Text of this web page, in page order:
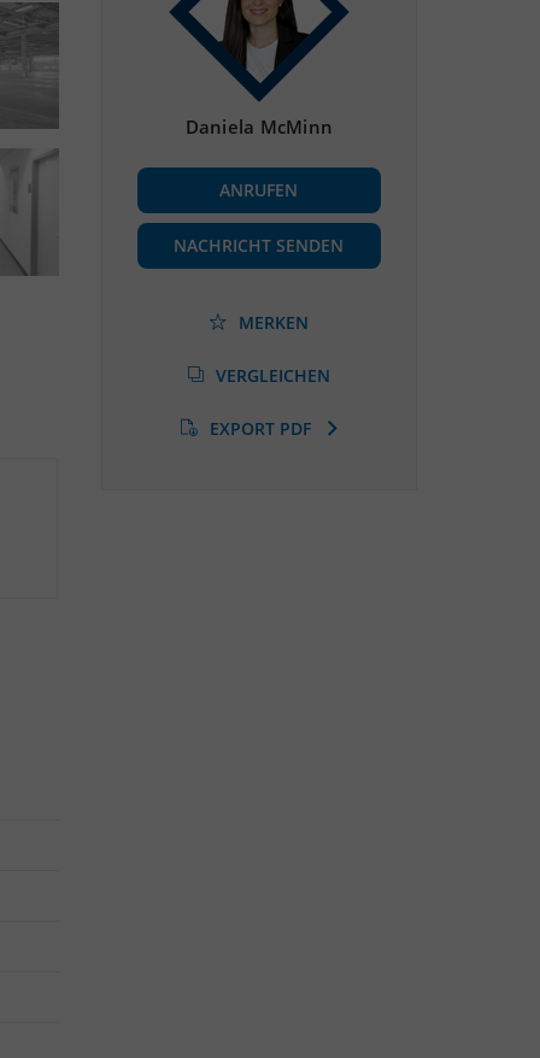
Daniela McMinn
ANRUFEN
NACHRICHT SENDEN
MERKEN
VERGLEICHEN
EXPORT PDF